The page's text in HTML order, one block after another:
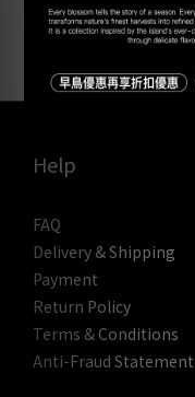
Help
FAQ
Delivery & Shipping
Payment
Return Policy
Terms & Conditions
Anti-Fraud Statement